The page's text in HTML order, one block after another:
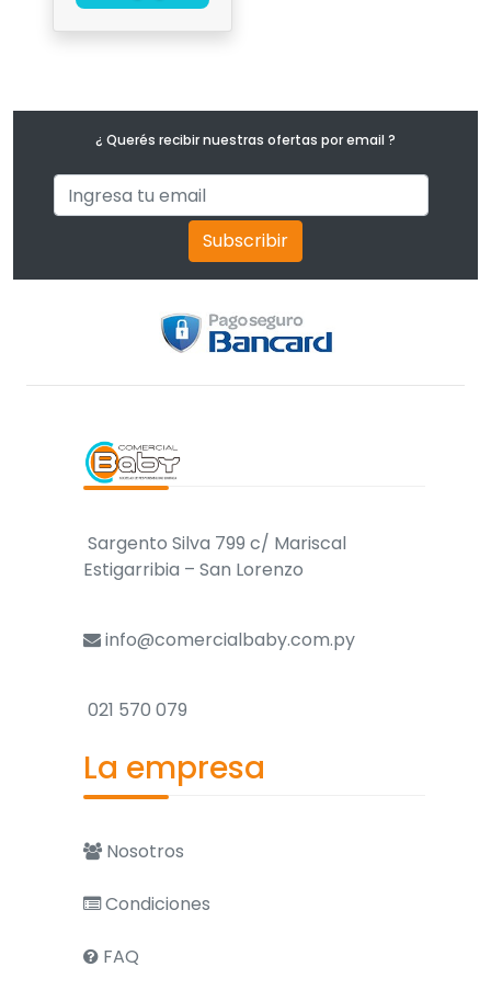
¿ Querés recibir nuestras ofertas por email ?
Subscribir
Sargento Silva 799 c/ Mariscal
Estigarribia – San Lorenzo
info@comercialbaby.com.py
021 570 079
La empresa
Nosotros
Condiciones
FAQ